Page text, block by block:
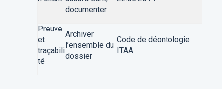
documenter
Preuve
et
traçabili
té
Archiver
l’ensemble du
dossier
Code de déontologie
ITAA